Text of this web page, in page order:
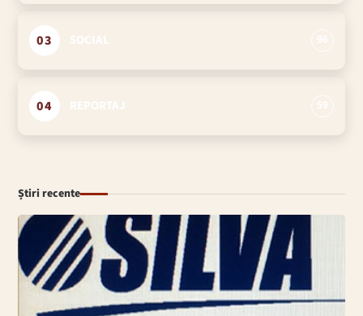
03
04
Știri recente